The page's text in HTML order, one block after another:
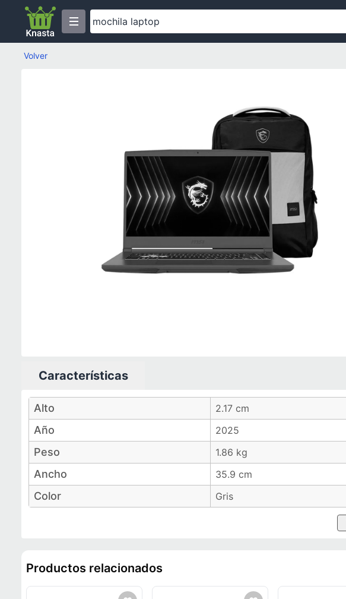
Volver
Características
Características técnicas
Alto 2.17 cm
Año 2025
Peso 1.86 kg
Ancho 35.9 cm
Color Gris
Productos relacionados